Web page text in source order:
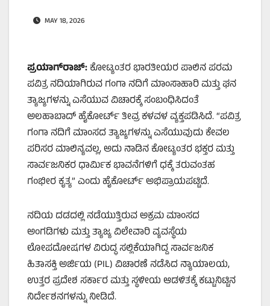
MAY 18, 2026
ಪ್ರಯಾಗ್‌ರಾಜ್:ಕೋಟ್ಯಂತರ ಭಾರತೀಯರ ಪಾಲಿನ ಪರಮ
ಪವಿತ್ರ ನದಿಯಾಗಿರುವ ಗಂಗಾ ನದಿಗೆ ಮಾಂಸಾಹಾರಿ ಮತ್ತು ಘನ
ತ್ಯಾಜ್ಯಗಳನ್ನು ಎಸೆಯುವ ವಿಚಾರಕ್ಕೆ ಸಂಬಂಧಿಸಿದಂತೆ
ಅಲಹಾಬಾದ್ ಹೈಕೋರ್ಟ್ ತೀವ್ರ ಕಳವಳ ವ್ಯಕ್ತಪಡಿಸಿದೆ. “ಪವಿತ್ರ
ಗಂಗಾ ನದಿಗೆ ಮಾಂಸದ ತ್ಯಾಜ್ಯಗಳನ್ನು ಎಸೆಯುವುದು ಕೇವಲ
ಪರಿಸರ ಮಾಲಿನ್ಯವಲ್ಲ, ಅದು ನಾಡಿನ ಕೋಟ್ಯಂತರ ಭಕ್ತರ ಮತ್ತು
ಸಾರ್ವಜನಿಕರ ಧಾರ್ಮಿಕ ಭಾವನೆಗಳಿಗೆ ಧಕ್ಕೆ ತರುವಂತಹ
ಗಂಭೀರ ಕೃತ್ಯ” ಎಂದು ಹೈಕೋರ್ಟ್ ಅಭಿಪ್ರಾಯಪಟ್ಟಿದೆ.
ನದಿಯ ದಡದಲ್ಲಿ ನಡೆಯುತ್ತಿರುವ ಅಕ್ರಮ ಮಾಂಸದ
ಅಂಗಡಿಗಳು ಮತ್ತು ತ್ಯಾಜ್ಯ ವಿಲೇವಾರಿ ವ್ಯವಸ್ಥೆಯ
ಲೋಪದೋಷಗಳ ವಿರುದ್ಧ ಸಲ್ಲಿಕೆಯಾಗಿದ್ದ ಸಾರ್ವಜನಿಕ
ಹಿತಾಸಕ್ತಿ ಅರ್ಜಿಯ (PIL) ವಿಚಾರಣೆ ನಡೆಸಿದ ನ್ಯಾಯಾಲಯ,
ಉತ್ತರ ಪ್ರದೇಶ ಸರ್ಕಾರ ಮತ್ತು ಸ್ಥಳೀಯ ಆಡಳಿತಕ್ಕೆ ಕಟ್ಟುನಿಟ್ಟಿನ
ನಿರ್ದೇಶನಗಳನ್ನು ನೀಡಿದೆ.